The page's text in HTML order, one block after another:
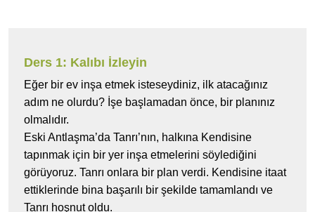
Ders 1: Kalıbı İzleyin
Eğer bir ev inşa etmek isteseydiniz, ilk atacağınız
adım ne olurdu? İşe başlamadan önce, bir planınız
olmalıdır.
Eski Antlaşma’da Tanrı’nın, halkına Kendisine
tapınmak için bir yer inşa etmelerini söylediğini
görüyoruz. Tanrı onlara bir plan verdi. Kendisine itaat
ettiklerinde bina başarılı bir şekilde tamamlandı ve
Tanrı hoşnut oldu.